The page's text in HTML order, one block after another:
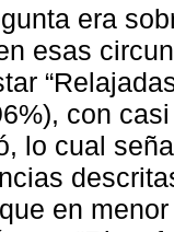
era
esas
con
lo cual
en